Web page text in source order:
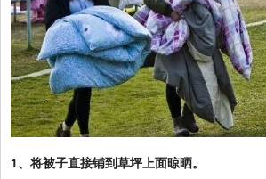
1、将被子直接铺到草坪上面晾晒。